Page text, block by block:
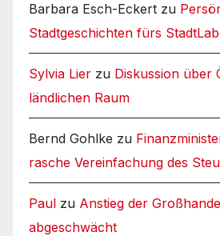
Barbara Esch-Eckert zu
Stadtgeschichten fürs
Sylvia Lier zu Diskussion über
ländlichen Raum
Bernd Gohlke zu
rasche Vereinfachung des
Paul zu Anstieg der
abgeschwächt